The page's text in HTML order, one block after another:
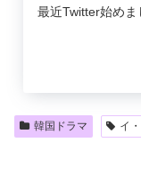
最近Twitter始めま
韓国ドラマ イ